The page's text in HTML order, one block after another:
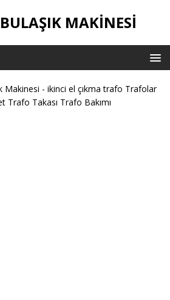
MAKINESI
Makinesi - ikinci el çıkma trafo Trafolar
Trafo Takası Trafo Bakımı